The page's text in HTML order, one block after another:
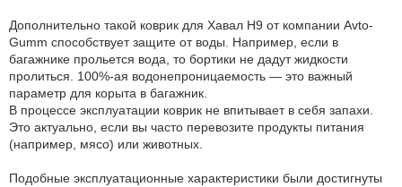
Дополнительно такой коврик для Хавал H9 от компании Avto-
Gumm способствует защите от воды. Например, если в
багажнике прольется вода, то бортики не дадут жидкости
пролиться. 100%-ая водонепроницаемость — это важный
параметр для корыта в багажник.
В процессе эксплуатации коврик не впитывает в себя запахи.
Это актуально, если вы часто перевозите продукты питания
(например, мясо) или животных.
Подобные эксплуатационные характеристики были достигнуты